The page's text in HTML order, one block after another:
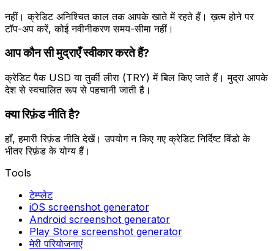
नहीं। क्रेडिट अनिश्चित काल तक आपके खाते में रहते हैं। ख़त्म होने पर
टॉप-अप करें, कोई नवीनीकरण समय-सीमा नहीं।
आप कौन सी मुद्राएँ स्वीकार करते हैं?
क्रेडिट पैक USD या तुर्की लीरा (TRY) में बिल किए जाते हैं। मुद्रा आपके
देश से स्वचालित रूप से पहचानी जाती है।
क्या रिफ़ंड नीति है?
हाँ, हमारी रिफ़ंड नीति देखें। उपयोग न किए गए क्रेडिट निर्दिष्ट विंडो के
भीतर रिफ़ंड के योग्य हैं।
Tools
टेम्प्लेट
iOS screenshot generator
Android screenshot generator
Play Store screenshot generator
मेरी परियोजनाएं